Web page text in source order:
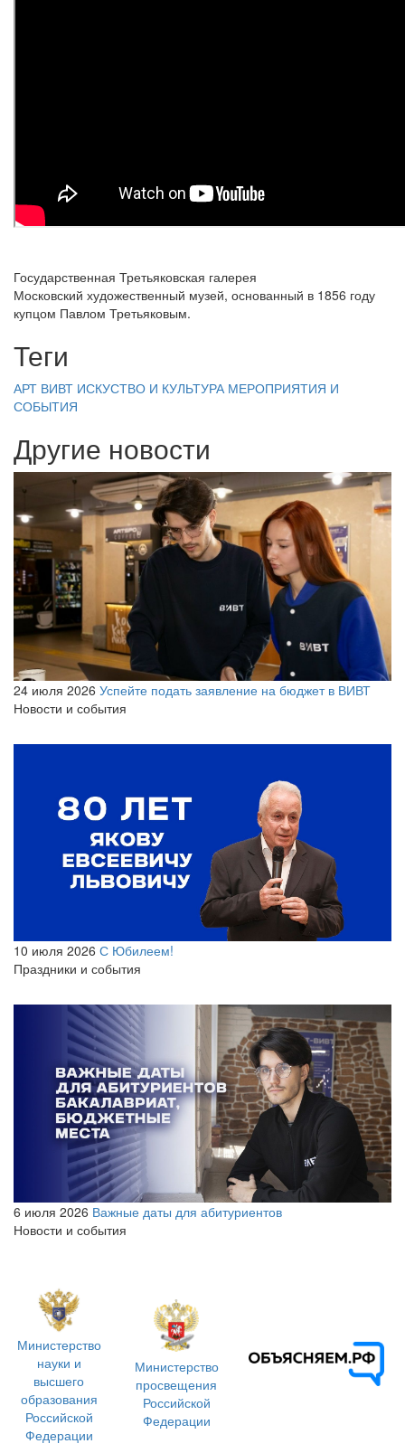
Государственная Третьяковская галерея
Московский художественный музей, основанный в 1856 году
купцом Павлом Третьяковым.
Теги
АРТ ВИВТ ИСКУСТВО И КУЛЬТУРА МЕРОПРИЯТИЯ И
СОБЫТИЯ
Другие новости
24 июля 2026 Успейте подать заявление на бюджет в ВИВТ
Новости и события
10 июля 2026 С Юбилеем!
Праздники и события
6 июля 2026 Важные даты для абитуриентов
Новости и события
Министерство
науки и
высшего
образования
Российской
Федерации
Министерство
просвещения
Российской
Федерации